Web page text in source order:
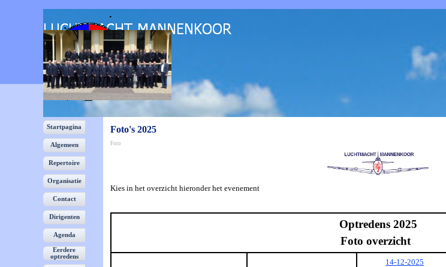
Schimmelpenninck 46
3871 SC Hoevelaken
Tel: +31 6 2502 5916
Menu overslaan
Startpagina
Algemeen
Repertoire
Organisatie
Contact
Dirigenten
Agenda
Eerdere
optredens
Foto's 2025
Foto
Kies in het overzicht hieronder het evenement
Optredens 2025
Foto overzicht
14-12-2025